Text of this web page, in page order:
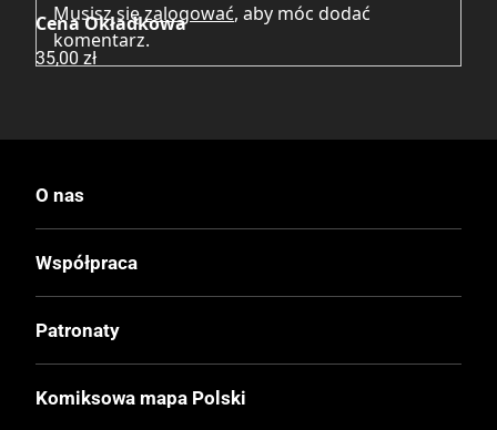
Cena Okładkowa
35,00 zł
Musisz sięzalogować, aby móc dodać
komentarz.
O nas
Współpraca
Patronaty
Komiksowa mapa Polski